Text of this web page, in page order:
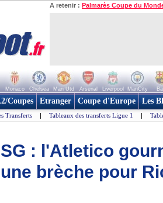
A retenir : Palmarès Coupe du
Monaco Chelsea Man Utd Arsenal Liverpool ManCity
Coupes Etranger Coupe d'Europe Les
Transferts | Tableaux des transferts Ligue 1 |
: l'Atletico
brèche pour